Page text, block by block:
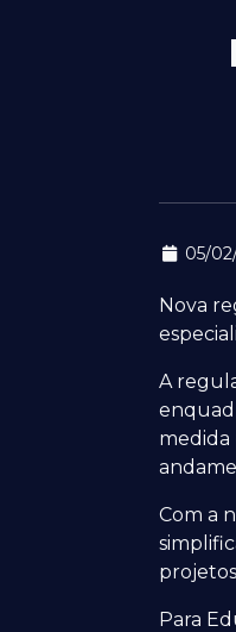
05/
Nova
A
medida
Com a
Para